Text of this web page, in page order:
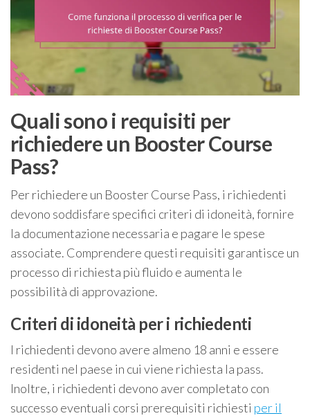
Quali sono i requisiti per
richiedere un Booster Course
Pass?
Per richiedere un Booster Course Pass, i richiedenti
devono soddisfare specifici criteri di idoneità, fornire
la documentazione necessaria e pagare le spese
associate. Comprendere questi requisiti garantisce un
processo di richiesta più fluido e aumenta le
possibilità di approvazione.
Criteri di idoneità per i richiedenti
I richiedenti devono avere almeno 18 anni e essere
residenti nel paese in cui viene richiesta la pass.
Inoltre, i richiedenti devono aver completato con
successo eventuali corsi prerequisiti richiesti per il